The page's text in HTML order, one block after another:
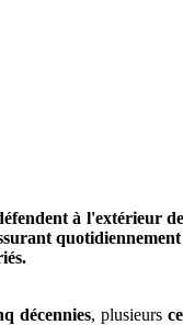
à l'extérieur
quotidiennement
décennies, plusieurs